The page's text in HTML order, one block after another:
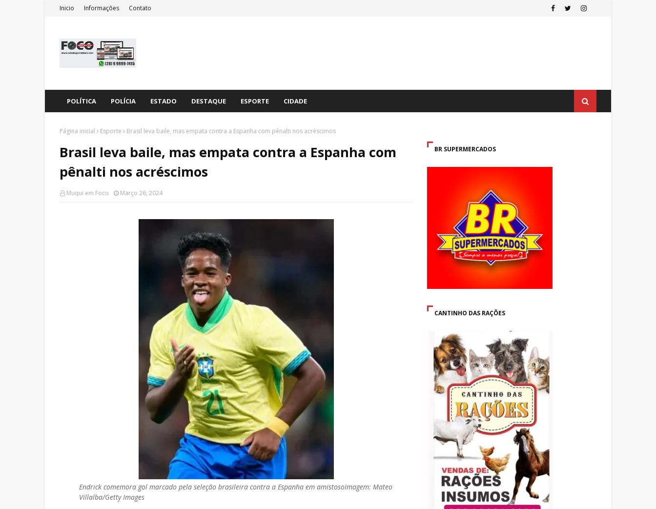
Inicio Informações Contato
POLÍTICA POLÍCIA ESTADO DESTAQUE ESPORTE CIDADE
Página inicial Esporte Brasil leva baile, mas empata contra a Espanha com pênalti nos acréscimos
Brasil leva baile, mas empata contra a Espanha com
pênalti nos acréscimos
Muqui em Foco Março 26, 2024
Endrick comemora gol marcado pela seleção brasileira contra a Espanha em amistosoImagem: Mateo
Villalba/Getty Images
BR SUPERMERCADOS
CANTINHO DAS RAÇÕES